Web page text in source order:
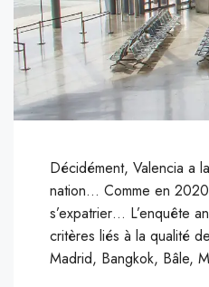
Décidément, Valencia a
nation… Comme en
s’expatrier… L’enquête
critères liés à la qualité
Madrid, Bangkok, Bâle,